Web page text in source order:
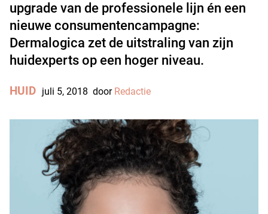
upgrade van de professionele lijn én een
nieuwe consumentencampagne:
Dermalogica zet de uitstraling van zijn
huidexperts op een hoger niveau.
HUID juli 5, 2018 door Redactie